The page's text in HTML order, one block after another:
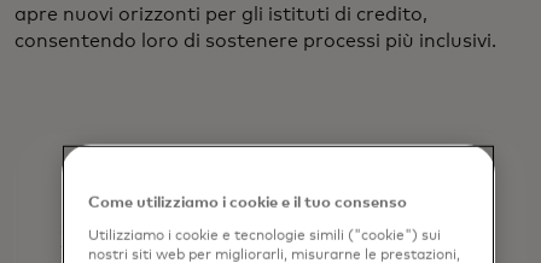
apre nuovi orizzonti per gli istituti di credito,
consentendo loro di sostenere processi più inclusivi.
Come utilizziamo i cookie e il tuo consenso
Utilizziamo i cookie e tecnologie simili ("cookie") sui
nostri siti web per migliorarli, misurarne le prestazioni,